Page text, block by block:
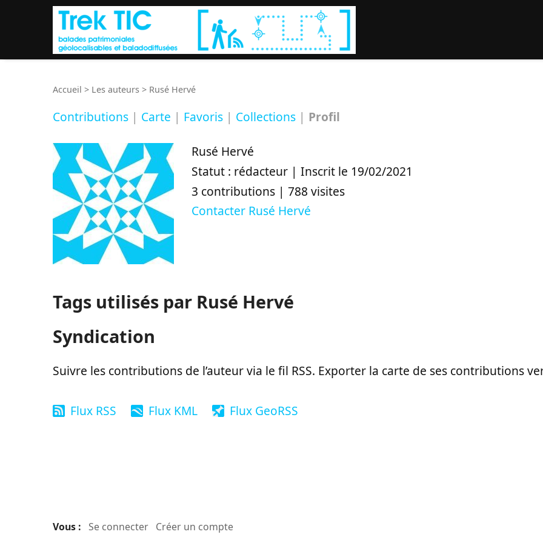
Accueil > Les auteurs > Rusé Hervé
Contributions | Carte | Favoris | Collections | Profil
Rusé Hervé
Statut : rédacteur | Inscrit le 19/02/2021
3 contributions | 788 visites
Contacter Rusé Hervé
Tags utilisés par Rusé Hervé
Syndication
Suivre les contributions de l’auteur via le fil RSS. Exporter la carte de ses contributions
Flux RSS Flux KML Flux GeoRSS
Vous : Se connecter Créer un compte